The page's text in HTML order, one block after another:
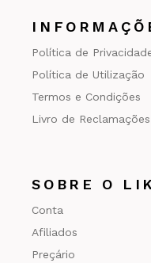
Política de
Política de Utilização
Termos e Condições
Livro de Reclamações
SOBRE O
Conta
Afiliados
Preçário